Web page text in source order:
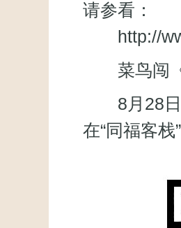
请参看：
http://
菜鸟闯《
8月28日
在“同福客